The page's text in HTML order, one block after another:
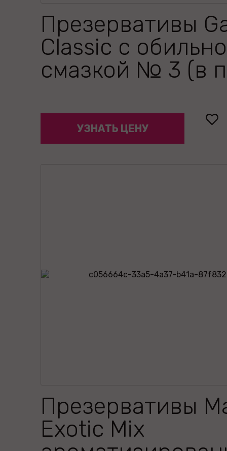
Презервативы
Classic с
смазкой № 3 (в
УЗНАТЬ ЦЕНУ
Презервативы
Exotic Mix